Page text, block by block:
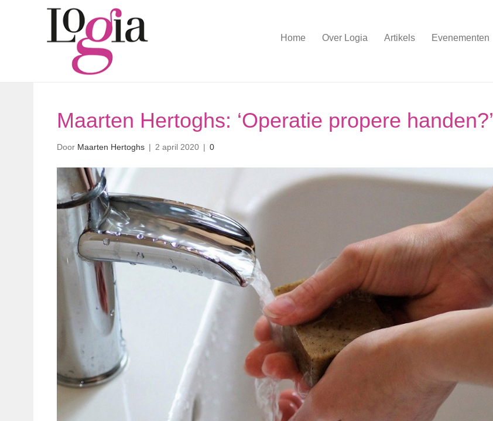
Home Over Logia Artikels Evenementen
Maarten Hertoghs: ‘Operatie propere handen?’
Door Maarten Hertoghs | 2 april 2020 | 0